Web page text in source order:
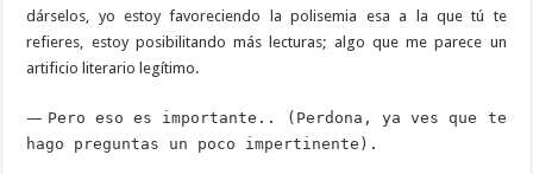
dárselos, yo estoy favoreciendo la polisemia esa a la que tú te
refieres, estoy posibilitando más lecturas; algo que me parece un
artificio literario legítimo.
— Pero eso es importante.. (Perdona, ya ves que te
hago preguntas un poco impertinente).